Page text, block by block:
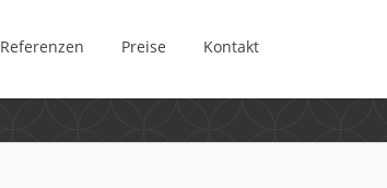
Referenzen Preise Kontakt